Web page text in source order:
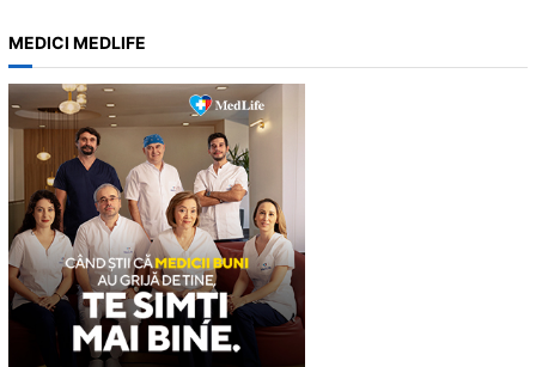
r
c
h
MEDICI MEDLIFE